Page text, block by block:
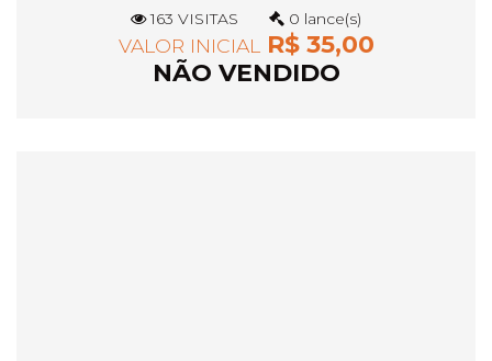
163 VISITAS 0 lance(s)
VALOR INICIAL R$ 35,00
NÃO VENDIDO